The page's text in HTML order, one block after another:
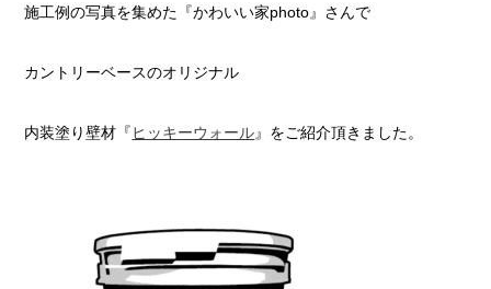
施工例の写真を集めた『かわいい家photo』さんで
カントリーベースのオリジナル
内装塗り壁材『ヒッキーウォール』をご紹介頂きました。